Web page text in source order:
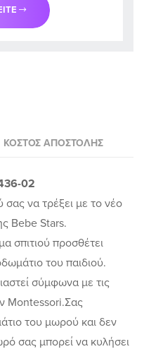
ΚΌΣΤΟΣ ΑΠΟΣΤΟΛΉΣ
02
να τρέξει με το νέο
Bebe Stars.
σπιτιού προσθέτει
του παιδιού.
σύμφωνα με τις
Montessori.Σας
του μωρού και δεν
σας μπορεί να κυλήσει